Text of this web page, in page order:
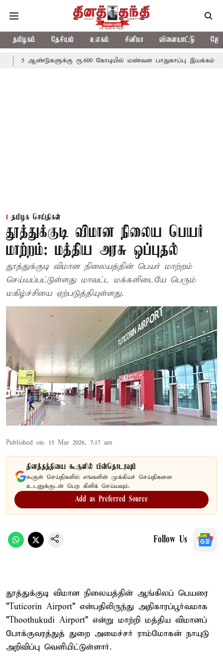
தமிழகம் தேசியம் உலகம் சினிமா விளையாட்டு
ரூ.600 கோடியில் மண்வள பாதுகாப்பு இயக்கம்
தமிழக செய்திகள்
தூத்துக்குடி விமான நிலைய பெயர்
மாற்றம்: மத்திய அரசு ஒப்புதல்
தூத்துக்குடி விமான நிலையத்தின் பெயர் மாற்றம்
செய்யப்பட்டுள்ளது மாவட்ட மக்களிடையே பெரும்
மகிழ்ச்சியை ஏற்படுத்தியுள்ளது.
Published on: 15 Mar 2026, 7:17 am
தினத்தந்தியை கூகுளில் பின்தொடரவும்
கூகுள் செய்திகளில் எங்களின் முக்கியச் செய்திகளை
உடனுக்குடன் பெற கிளிக் செய்யவும்.
Add as Preferred Source
Follow Us
தூத்துக்குடி விமான நிலையத்தின் ஆங்கிலப் பெயரை
"Tuticorin Airport" என்பதிலிருந்து அதிகாரப்பூர்வமாக
"Thoothukudi Airport" என்று மாற்றி மத்திய விமானப்
போக்குவரத்துத் துறை அமைச்சர் ராம்மோகன் நாயுடு
அறிவிப்பு வெளியிட்டுள்ளார்.